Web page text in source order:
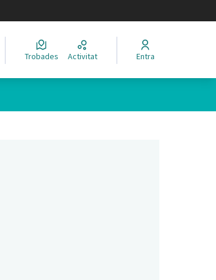
Trobades Activitat Entra